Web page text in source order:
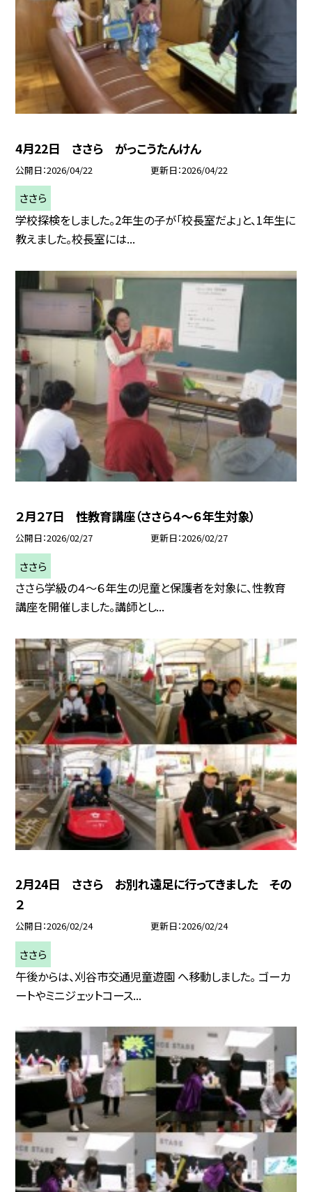
4月22日 ささら がっこうたんけん
公開日 2026/04/22 更新日 2026/04/22
ささら
学校探検をしました。2年生の子が「校長室だよ」と、1年生に
教えました。校長室には...
２月２7日 性教育講座（ささら４～６年生対象）
公開日 2026/02/27 更新日 2026/02/27
ささら
ささら学級の４～６年生の児童と保護者を対象に、性教育
講座を開催しました。講師とし...
2月24日 ささら お別れ遠足に行ってきました その
２
公開日 2026/02/24 更新日 2026/02/24
ささら
午後からは、刈谷市交通児童遊園 へ移動しました。 ゴーカ
ートやミニジェットコース...